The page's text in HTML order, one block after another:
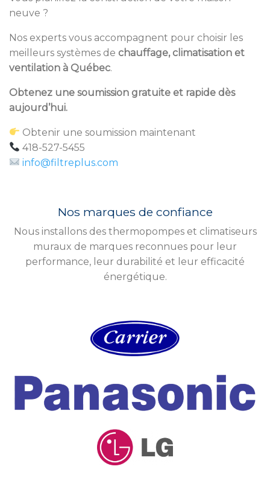
neuve ?
Nos experts vous accompagnent pour choisir les
meilleurs systèmes de chauffage, climatisation et
ventilation à Québec.
Obtenez une soumission gratuite et rapide dès
aujourd’hui.
Obtenir une soumission maintenant
418-527-5455
info@filtreplus.com
Nos marques de confiance
Nous installons des thermopompes et climatiseurs
muraux de marques reconnues pour leur
performance, leur durabilité et leur efficacité
énergétique.